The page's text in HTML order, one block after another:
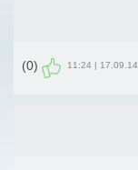
17.09.14 | 11:24
(0)